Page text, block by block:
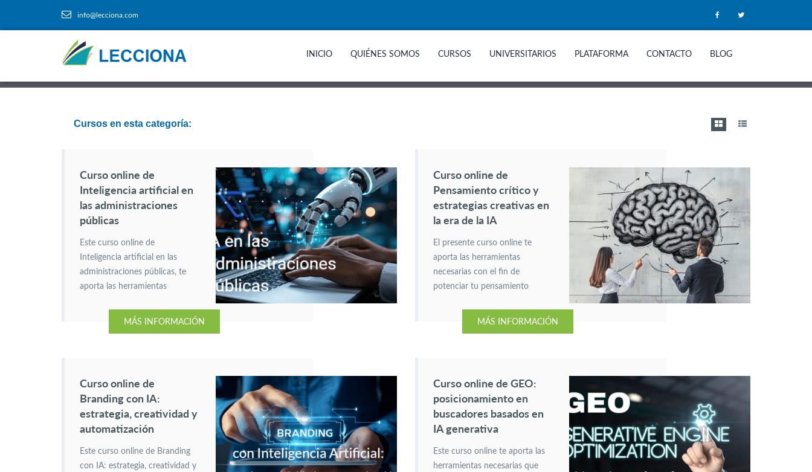
info@lecciona.com
INICIO QUIÉNES SOMOS CURSOS UNIVERSITARIOS PLATAFORMA CONTACTO BLOG
Cursos en esta categoría:
Curso online de
Inteligencia artificial en
las administraciones
públicas
Este curso online de
Inteligencia artificial en las
administraciones públicas, te
aporta las herramientas
eficiencia de los servicios
MÁS INFORMACIÓN
Curso online de
Pensamiento crítico y
estrategias creativas en
la era de la IA
El presente curso online te
aporta las herramientas
necesarias con el fin de
potenciar tu pensamiento
destacar en un mundo
MÁS INFORMACIÓN
Curso online de
Branding con IA:
estrategia, creatividad y
automatización
Este curso online de Branding
con IA: estrategia, creatividad y
Curso online de GEO:
posicionamiento en
buscadores basados en
IA generativa
Este curso online te aporta las
herramientas necesarias que